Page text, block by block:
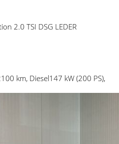
2.0 TSI DSG LEDER
km, Diesel147 kW (200 PS),